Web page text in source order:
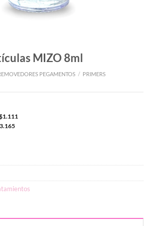
MIZO 8ml
PEGAMENTOS / PRIMERS
1.111
3.165